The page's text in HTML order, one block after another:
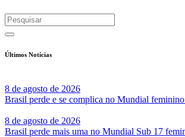
Últimos Notícias
8 de agosto de 2026
Brasil perde e se complica no Mundial
8 de agosto de 2026
Brasil perde mais uma no Mundial Sub 17